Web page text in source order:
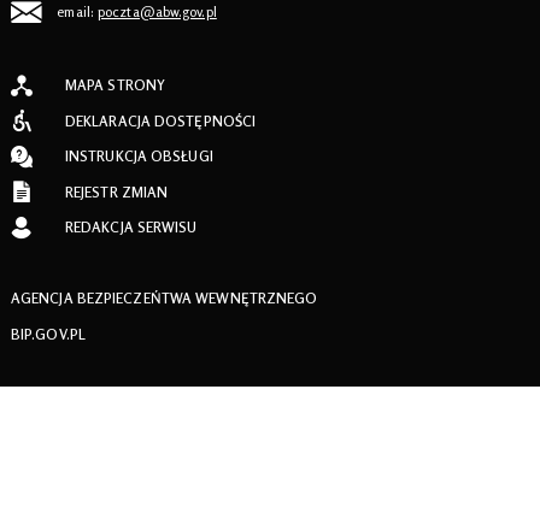
email:poczta@abw.gov.pl
MAPA STRONY
DEKLARACJA DOSTĘPNOŚCI
INSTRUKCJA OBSŁUGI
REJESTR ZMIAN
REDAKCJA SERWISU
AGENCJA BEZPIECZEŃTWA WEWNĘTRZNEGO
BIP.GOV.PL